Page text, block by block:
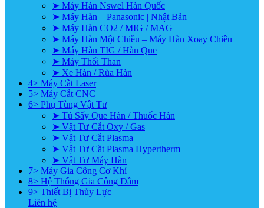
➤ Máy Hàn Nswel Hàn Quốc
➤ Máy Hàn – Panasonic | Nhật Bản
➤ Máy Hàn CO2 / MIG / MAG
➤ Máy Hàn Một Chiều – Máy Hàn Xoay Chiều
➤ Máy Hàn TIG / Hàn Que
➤ Máy Thổi Than
➤ Xe Hàn / Rùa Hàn
4> Máy Cắt Laser
5> Máy Cắt CNC
6> Phụ Tùng Vật Tư
➤ Tủ Sấy Que Hàn / Thuốc Hàn
➤ Vật Tư Cắt Oxy / Gas
➤ Vật Tư Cắt Plasma
➤ Vật Tư Cắt Plasma Hypertherm
➤ Vật Tư Máy Hàn
7> Máy Gia Công Cơ Khí
8> Hệ Thống Gia Công Dầm
9> Thiết Bị Thủy Lực
Liên hệ